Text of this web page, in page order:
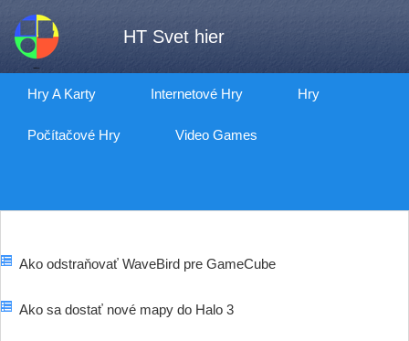
HT Svet hier
Hry A Karty Internetové Hry Hry
Počítačové Hry Video Games
Ako odstraňovať WaveBird pre GameCube
Ako sa dostať nové mapy do Halo 3